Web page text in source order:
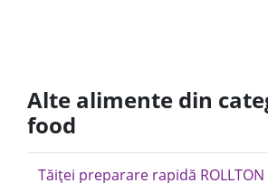
Alte alimente din
food
Tăiței preparare rapidă